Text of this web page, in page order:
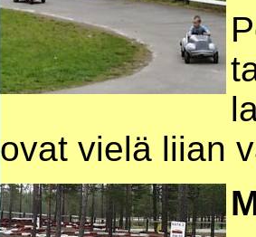
ovat vielä liian